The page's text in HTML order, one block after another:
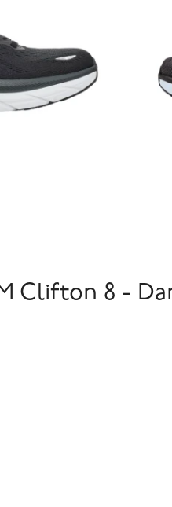
Clifton 8 -